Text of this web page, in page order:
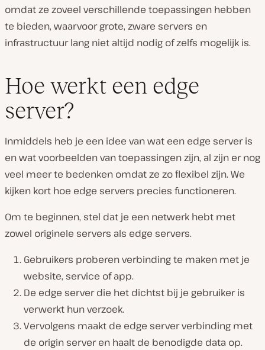
omdat ze zoveel verschillende toepassingen hebben
te bieden, waarvoor grote, zware servers en
infrastructuur lang niet altijd nodig of zelfs mogelijk is.
Hoe werkt een edge
server?
Inmiddels heb je een idee van wat een edge server is
en wat voorbeelden van toepassingen zijn, al zijn er nog
veel meer te bedenken omdat ze zo flexibel zijn. We
kijken kort hoe edge servers precies functioneren.
Om te beginnen, stel dat je een netwerk hebt met
zowel originele servers als edge servers.
Gebruikers proberen verbinding te maken met je
website, service of app.
De edge server die het dichtst bij je gebruiker is
verwerkt hun verzoek.
Vervolgens maakt de edge server verbinding met
de origin server en haalt de benodigde data op.